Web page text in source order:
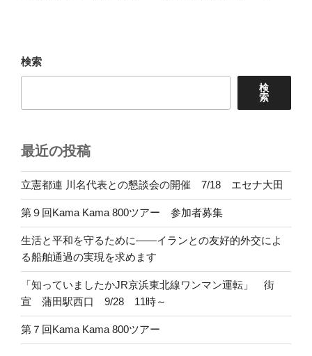
検索
検
索
最近の投稿
立憲都連 川名代表との懇談会の開催 7/18 エセナ大田
第９回Kama Kama 800ツアー 参加者募集
生活と平和を守るために――イランとの友好的外交によ
る船舶通過の実現を求めます
「知っていましたかJR京浜東北線ワンマン運転」 街
宣 蒲田駅西口 9/28 11時～
第７回Kama Kama 800ツアー